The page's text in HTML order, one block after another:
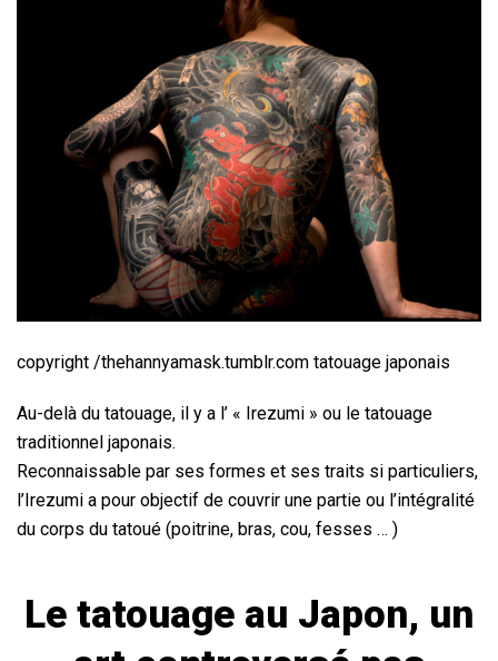
copyright /thehannyamask.tumblr.com tatouage japonais
Au-delà du tatouage, il y a l’ « Irezumi » ou le tatouage
traditionnel japonais.
Reconnaissable par ses formes et ses traits si particuliers,
l’Irezumi a pour objectif de couvrir une partie ou l’intégralité
du corps du tatoué (poitrine, bras, cou, fesses … )
Le tatouage au Japon, un